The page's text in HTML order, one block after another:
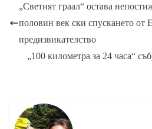
„Светият граал“ остава
половин век ски спускането от
предизвикателство
„100 километра за 24 часа“